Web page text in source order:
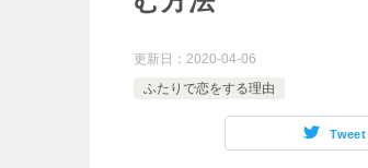
更新日： 2020-04-06
ふたりで恋をする理由
Tweet